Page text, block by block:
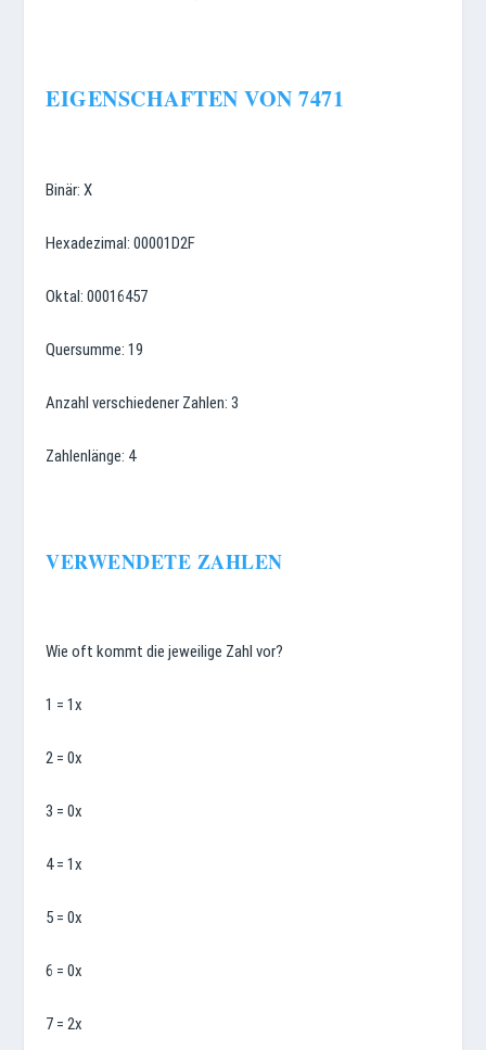
EIGENSCHAFTEN VON 7471
Binär: X
Hexadezimal: 00001D2F
Oktal: 00016457
Quersumme: 19
Anzahl verschiedener Zahlen: 3
Zahlenlänge: 4
VERWENDETE ZAHLEN
Wie oft kommt die jeweilige Zahl vor?
1 = 1x
2 = 0x
3 = 0x
4 = 1x
5 = 0x
6 = 0x
7 = 2x